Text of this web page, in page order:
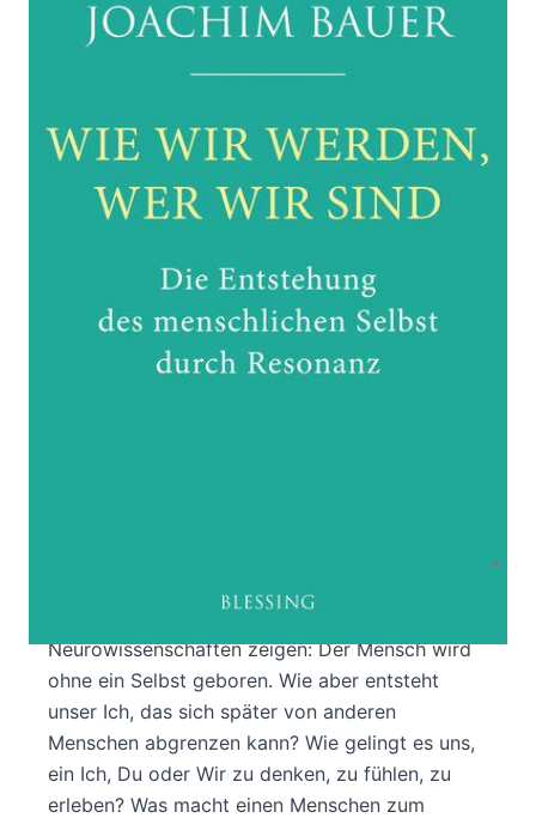
Die Entstehung des menschlichen Selbst durch
Joachim Bauer
256 Seiten
gebunden mit
Schutzumschlag
ISBN: 978-3-89667-
Neue Erkenntnisse aus den
Neurowissenschaften zeigen: Der Mensch wird
ohne ein Selbst geboren. Wie aber entsteht
unser Ich, das sich später von anderen
Menschen abgrenzen kann? Wie gelingt es uns,
ein Ich, Du oder Wir zu denken, zu fühlen, zu
erleben? Was macht einen Menschen zum